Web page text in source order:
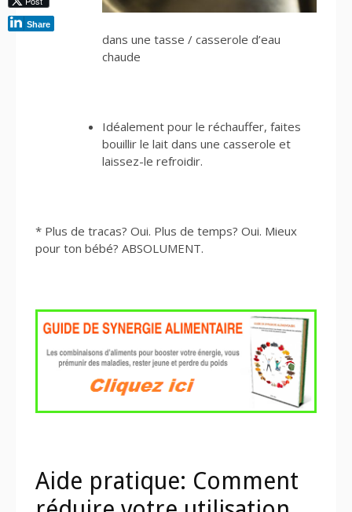
dans une tasse / casserole d’eau
chaude
Idéalement pour le réchauffer, faites
bouillir le lait dans une casserole et
laissez-le refroidir.
* Plus de tracas? Oui. Plus de temps? Oui. Mieux
pour ton bébé? ABSOLUMENT.
Aide pratique: Comment
Share